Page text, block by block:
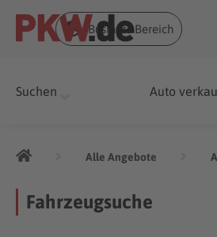
Business Bereich
Suchen Auto
Alle Angebote
Fahrzeugsuche